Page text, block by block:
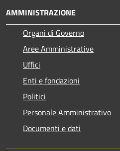
AMMINISTRAZIONE
Organi di Governo
Aree Amministrative
Uffici
Enti e fondazioni
Politici
Personale Amministrativo
Documenti e dati